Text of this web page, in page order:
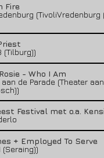
Fire
(TivoliVredenburg
(Tilburg))
- Who I Am
de Parade (Theater
Festival met o.a.
+ Employed To Serve
(Seraing))